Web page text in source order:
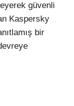
güvenli
Kaspersky
bir